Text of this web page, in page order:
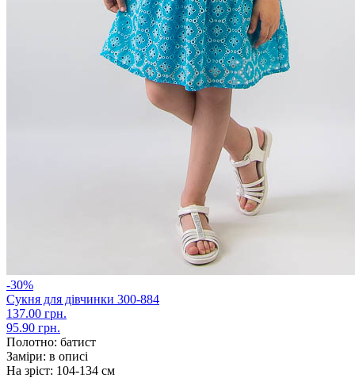
-30%
Сукня для дівчинки 300-884
137.00 грн.
95.90 грн.
Полотно: батист
Заміри: в описі
На зріст: 104-134 см